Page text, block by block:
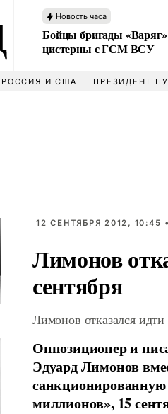
Новость часа
Бойцы бригады
цистерны с ГСМ ВСУ
РОССИЯ И США ПРЕЗИДЕНТ
12 СЕНТЯБРЯ 2012, 10:45 •
Лимонов
сентября
Лимонов отказался
Оппозиционер и
Эдуард Лимонов
миллионов», 15